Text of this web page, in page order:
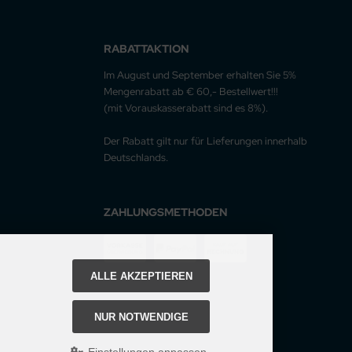
RABATTAKTION
Im August und September erhalten Sie 5%
Mengenrabatt ab € 60,- Bestellwert!!!
(mit Vorauskasserabatt sind es 8%).
Der Rabatt gilt nur für Lieferungen innerhalb
Deutschlands.
ZAHLUNGSMETHODEN
ALLE AKZEPTIEREN
NUR NOTWENDIGE